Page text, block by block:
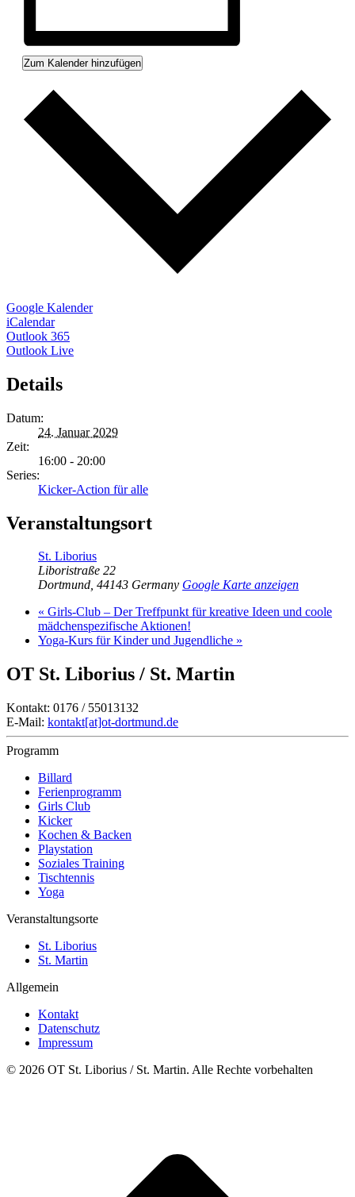
Zum Kalender hinzufügen
Google Kalender
iCalendar
Outlook 365
Outlook Live
Details
Datum:
24. Januar 2029
Zeit:
16:00 - 20:00
Series:
Kicker-Action für alle
Veranstaltungsort
St. Liborius
Liboristraße 22
Dortmund, 44143 Germany Google Karte anzeigen
« Girls-Club – Der Treffpunkt für kreative Ideen und coole
mädchenspezifische Aktionen!
Yoga-Kurs für Kinder und Jugendliche »
OT St. Liborius / St. Martin
Kontakt: 0176 / 55013132
E-Mail: kontakt[at]ot-dortmund.de
Programm
Billard
Ferienprogramm
Girls Club
Kicker
Kochen & Backen
Playstation
Soziales Training
Tischtennis
Yoga
Veranstaltungsorte
St. Liborius
St. Martin
Allgemein
Kontakt
Datenschutz
Impressum
© 2026 OT St. Liborius / St. Martin. Alle Rechte vorbehalten